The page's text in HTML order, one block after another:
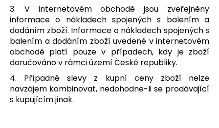
3. V internetovém obchodě jsou zveřejněny
informace o nákladech spojených s balením a
dodáním zboží. Informace o nákladech spojených s
balením a dodáním zboží uvedené v internetovém
obchodě platí pouze v případech, kdy je zboží
doručováno v rámci území České republiky.
4. Případné slevy z kupní ceny zboží nelze
navzájem kombinovat, nedohodne-li se prodávající
s kupujícím jinak.